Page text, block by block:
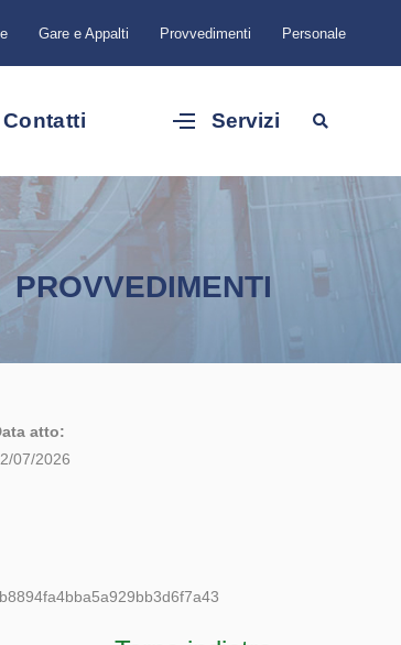
Gare e Appalti Provvedimenti Personale
Contatti Servizi
PROVVEDIMENTI
atto:
07/2026